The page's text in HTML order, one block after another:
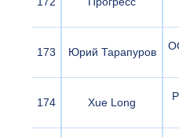
173 Юрий Тарапуров
174 Xue Long